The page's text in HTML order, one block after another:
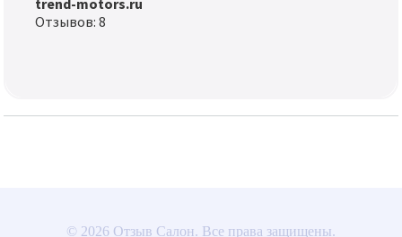
trend-motors.ru
Отзывов: 8
© 2026 Отзыв Салон. Все права защищены.